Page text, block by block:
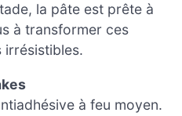
la pâte est prête à
à transformer ces
irrésistibles.
à feu moyen.